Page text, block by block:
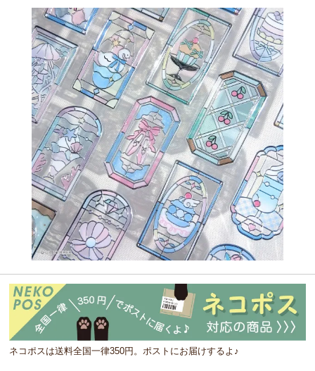
ネコポスは送料全国一律350円。ポストにお届けするよ♪